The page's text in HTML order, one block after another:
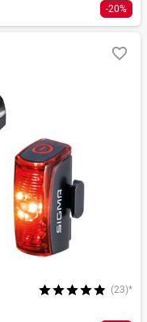
-20%
(23)*